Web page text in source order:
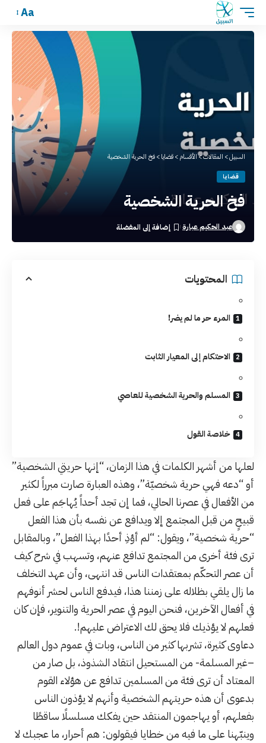
Aa
السبيل> المقالات>الأقسام>قضايا>فخ الحرية الشخصية
قضايا
فخ الحرية الشخصية
عبد الحكيم عبارة
المحتويات
المرء حر ما لم يضر!
الاحتكام إلى المعيار الثابت
المسلم والحرية الشخصية للعاصي
خلاصة القول
لعلها من أشهر الكلمات في هذا الزمان، “إنهاحريتيالشخصية”
أو “دعه فهي حرية شخصيّة”، وهذه العبارة صارت مبرراً لكثير
من الأفعال في عصرنا الحالي، فما إن تجد أحداً يُهاجَم على فعل
قبيحٍ من قبل المجتمع إلا ويدافع عن نفسه بأن هذا الفعل
“حرية شخصية”، ويقول: “لم أؤذِ أحدًا بهذا الفعل”، وبالمقابل
ترى فئة أخرى من المجتمع تدافع عنهم، وتسهب في شرح كيف
أن عصر التحكّم بمعتقدات الناس قد انتهى، وأن عهد التخلف
ما زال يلقي بظلاله على زمننا هذا، فيدفع الناس لحشر أنوفهم
في أفعال الآخرين، فنحن اليوم في عصر الحرية والتنوير، فإن كان
فعلهم لا يؤذيك فلا يحق لك الاعتراض عليهم!.
دعاوى كثيرة، تشربها كثير من الناس، وبات في عموم دول العالم
–غير المسلمة- من المستحيل انتقاد الشذوذ، بل صار من
المعتاد أن ترى فئة من المسلمين تدافع عن هؤلاء القوم
بدعوى أن هذه حريتهم الشخصية وأنهم لا يؤذون الناس
بفعلهم، أو يهاجمون المنتقد حين يفكك مسلسلًا ساقطًا
وينبّهنا على ما فيه من خطايا فيقولون: هم أحرار، ما عجبك لا